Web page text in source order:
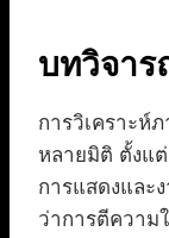
บทวิจาร
การวิเคราะห์
หลายมิติ ตั้งแ
การแสดงและ
ว่าการตีความ